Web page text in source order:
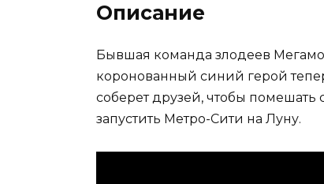
Описание
Бывшая команда злодеев
коронованный синий герой
соберет друзей, чтобы
запустить Метро-Сити на Луну.